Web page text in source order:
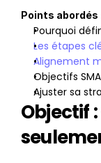
Points abordés
Pourquoi
Les étapes
Alignement
Objectifs
Ajuster sa
Objectif